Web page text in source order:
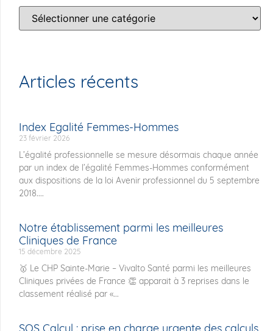
Articles récents
Index Egalité Femmes-Hommes
23 février 2026
L’égalité professionnelle se mesure désormais chaque année
par un index de l’égalité Femmes-Hommes conformément
aux dispositions de la loi Avenir professionnel du 5 septembre
2018....
Notre établissement parmi les meilleures
Cliniques de France
15 décembre 2025
🥇 Le CHP Sainte-Marie – Vivalto Santé parmi les meilleures
Cliniques privées de France 👏 apparait à 3 reprises dans le
classement réalisé par «...
SOS Calcul : prise en charge urgente des calculs